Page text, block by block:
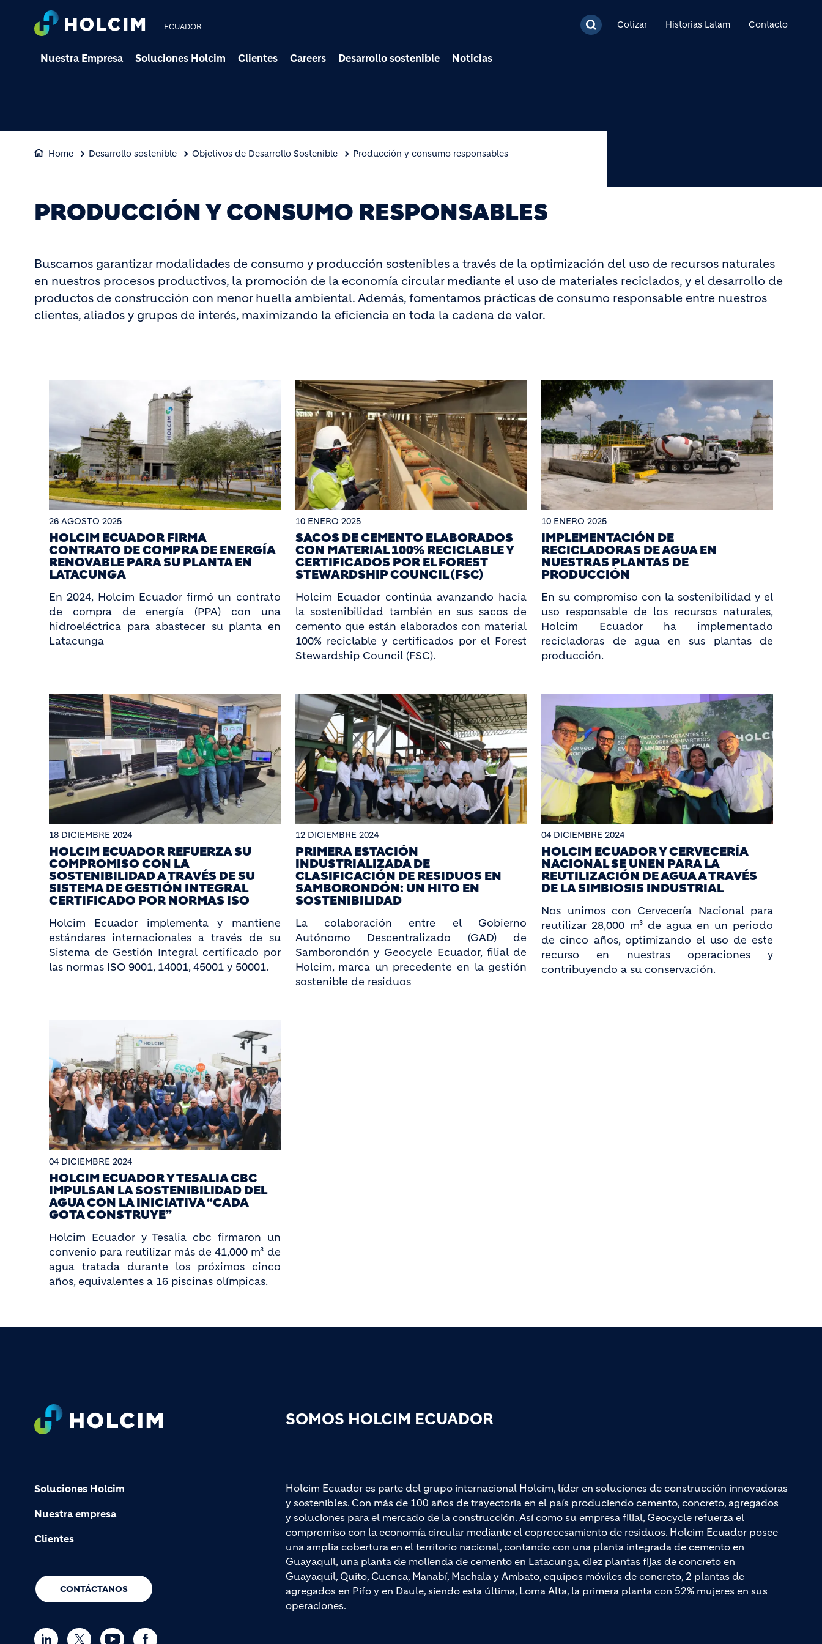
ECUADOR Cotizar Historias Latam Contacto
Nuestra Empresa Soluciones Holcim Clientes Careers Desarrollo sostenible Noticias
Home Desarrollo sostenible Objetivos de Desarrollo Sostenible Producción y consumo responsables
PRODUCCIÓN Y CONSUMO RESPONSABLES
Buscamos garantizar modalidades de consumo y producción sostenibles a través de la optimización del uso de recursos naturales
en nuestros procesos productivos, la promoción de la economía circular mediante el uso de materiales reciclados, y el desarrollo de
productos de construcción con menor huella ambiental. Además, fomentamos prácticas de consumo responsable entre nuestros
clientes, aliados y grupos de interés, maximizando la eficiencia en toda la cadena de valor.
26 AGOSTO 2025
HOLCIM ECUADOR FIRMA
CONTRATO DE COMPRA DE ENERGÍA
RENOVABLE PARA SU PLANTA EN
LATACUNGA
En 2024, Holcim Ecuador firmó un contrato
de compra de energía (PPA) con una
hidroeléctrica para abastecer su planta en
Latacunga
10 ENERO 2025
SACOS DE CEMENTO ELABORADOS
CON MATERIAL 100% RECICLABLE Y
CERTIFICADOS POR EL FOREST
STEWARDSHIP COUNCIL (FSC)
Holcim Ecuador continúa avanzando hacia
la sostenibilidad también en sus sacos de
cemento que están elaborados con material
100% reciclable y certificados por el Forest
Stewardship Council (FSC).
10 ENERO 2025
IMPLEMENTACIÓN DE
RECICLADORAS DE AGUA EN
NUESTRAS PLANTAS DE
PRODUCCIÓN
En su compromiso con la sostenibilidad y el
uso responsable de los recursos naturales,
Holcim Ecuador ha implementado
recicladoras de agua en sus plantas de
producción.
18 DICIEMBRE 2024
HOLCIM ECUADOR REFUERZA SU
COMPROMISO CON LA
SOSTENIBILIDAD A TRAVÉS DE SU
SISTEMA DE GESTIÓN INTEGRAL
CERTIFICADO POR NORMAS ISO
Holcim Ecuador implementa y mantiene
estándares internacionales a través de su
Sistema de Gestión Integral certificado por
las normas ISO 9001, 14001, 45001 y 50001.
12 DICIEMBRE 2024
PRIMERA ESTACIÓN
INDUSTRIALIZADA DE
CLASIFICACIÓN DE RESIDUOS EN
SAMBORONDÓN: UN HITO EN
SOSTENIBILIDAD
La colaboración entre el Gobierno
Autónomo Descentralizado (GAD) de
Samborondón y Geocycle Ecuador, filial de
Holcim, marca un precedente en la gestión
sostenible de residuos
04 DICIEMBRE 2024
HOLCIM ECUADOR Y CERVECERÍA
NACIONAL SE UNEN PARA LA
REUTILIZACIÓN DE AGUA A TRAVÉS
DE LA SIMBIOSIS INDUSTRIAL
Nos unimos con Cervecería Nacional para
reutilizar 28,000 m³ de agua en un periodo
de cinco años, optimizando el uso de este
recurso en nuestras operaciones y
contribuyendo a su conservación.
04 DICIEMBRE 2024
HOLCIM ECUADOR Y TESALIA CBC
IMPULSAN LA SOSTENIBILIDAD DEL
AGUA CON LA INICIATIVA “CADA
GOTA CONSTRUYE”
Holcim Ecuador y Tesalia cbc firmaron un
convenio para reutilizar más de 41,000 m³ de
agua tratada durante los próximos cinco
años, equivalentes a 16 piscinas olímpicas.
SOMOS HOLCIM ECUADOR
Soluciones Holcim
Nuestra empresa
Clientes
CONTÁCTANOS
Holcim Ecuador es parte del grupo internacional Holcim, líder en soluciones de construcción innovadoras
y sostenibles. Con más de 100 años de trayectoria en el país produciendo cemento, concreto, agregados
y soluciones para el mercado de la construcción. Así como su empresa filial, Geocycle refuerza el
compromiso con la economía circular mediante el coprocesamiento de residuos. Holcim Ecuador posee
una amplia cobertura en el territorio nacional, contando con una planta integrada de cemento en
Guayaquil, una planta de molienda de cemento en Latacunga, diez plantas fijas de concreto en
Guayaquil, Quito, Cuenca, Manabí, Machala y Ambato, equipos móviles de concreto, 2 plantas de
agregados en Pifo y en Daule, siendo esta última, Loma Alta, la primera planta con 52% mujeres en sus
operaciones.